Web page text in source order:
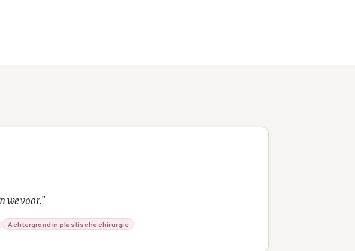
we voor.”
Achtergrond in plastische chirurgie